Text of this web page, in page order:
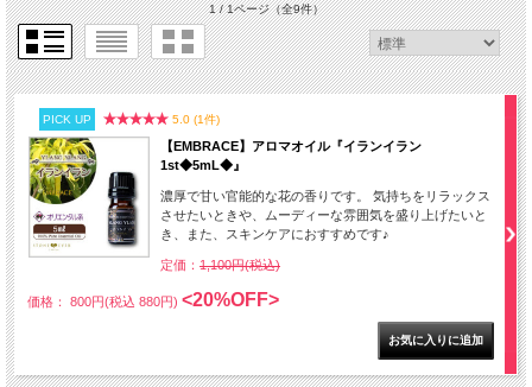
1 / 1ページ（全9件）
PICK UP 5.0 (1件)
【EMBRACE】アロマオイル『イランイラン
1st◆5mL◆』
濃厚で甘い官能的な花の香りです。 気持ちをリラックス
させたいときや、ムーディーな雰囲気を盛り上げたいと
き、また、スキンケアにおすすめです♪
定価： 1,100円(税込)
価格： 800円(税込 880円) <20%OFF>